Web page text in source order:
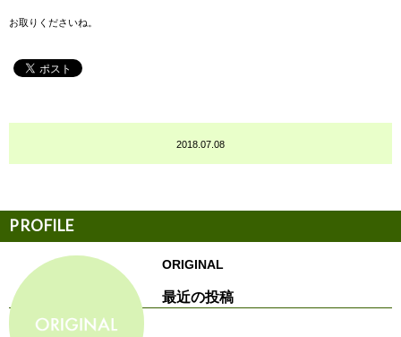
お取りくださいね。
2018.07.08
ORIGINAL
最近の投稿